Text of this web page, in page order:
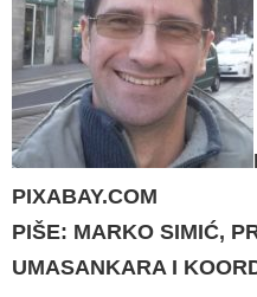
PIXABAY.COM
PIŠE: MARKO SIMIĆ,
UMASANKARA I